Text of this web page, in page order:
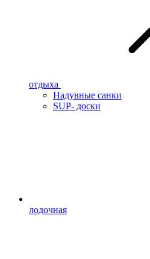
отдыха
Надувные санки
SUP- доски
лодочная